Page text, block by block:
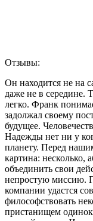
Отзывы:
Он находится не на
даже не в середине.
легко. Франк
задолжал своему
будущее.
Надежды нет ни у
планету. Перед
картина:
объединить свои
непростую миссию.
компании удастся
философствовать
пристанищем